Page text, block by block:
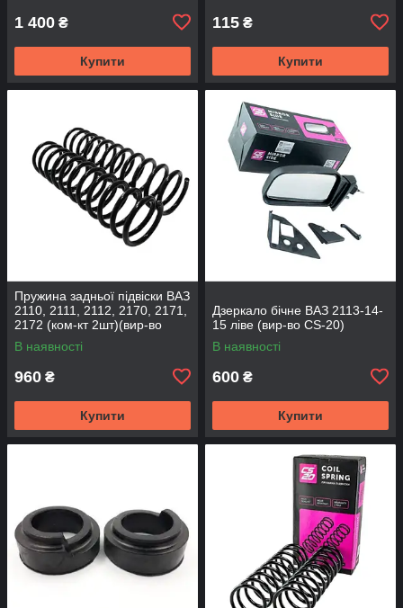
1 400 ₴
Купити
115 ₴
Купити
Пружина задньої підвіски ВАЗ
2110, 2111, 2112, 2170, 2171,
2172 (ком-кт 2шт)(вир-во
SKADI)
В наявності
960 ₴
Купити
Дзеркало бічне ВАЗ 2113-14-
15 ліве (вир-во CS-20)
В наявності
600 ₴
Купити